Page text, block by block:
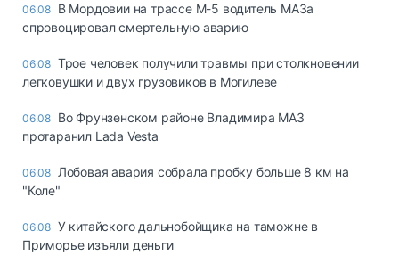
06.08 В Мордовии на трассе М-5 водитель МАЗа
спровоцировал смертельную аварию
06.08 Трое человек получили травмы при столкновении
легковушки и двух грузовиков в Могилеве
06.08 Во Фрунзенском районе Владимира МАЗ
протаранил Lada Vesta
06.08 Лобовая авария собрала пробку больше 8 км на
"Коле"
06.08 У китайского дальнобойщика на таможне в
Приморье изъяли деньги